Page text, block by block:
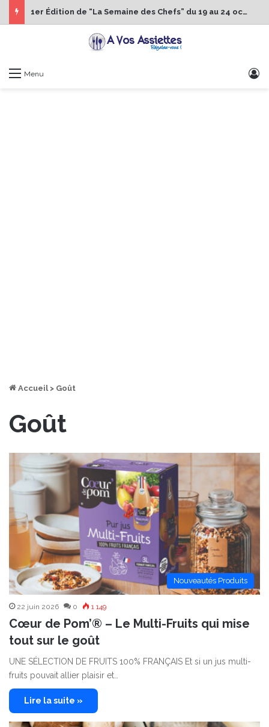
1er Édition de “La Semaine des Chefs” du 19 au 24 octobre 2026
Menu
Accueil > Goût
Goût
Nouveautés Produits
22 juin 2026 0 1 149
Cœur de Pom’® – Le Multi-Fruits qui mise
tout sur le goût
UNE SÉLECTION DE FRUITS 100% FRANÇAIS Et si un jus multi-
fruits pouvait allier plaisir et…
Lire la suite »